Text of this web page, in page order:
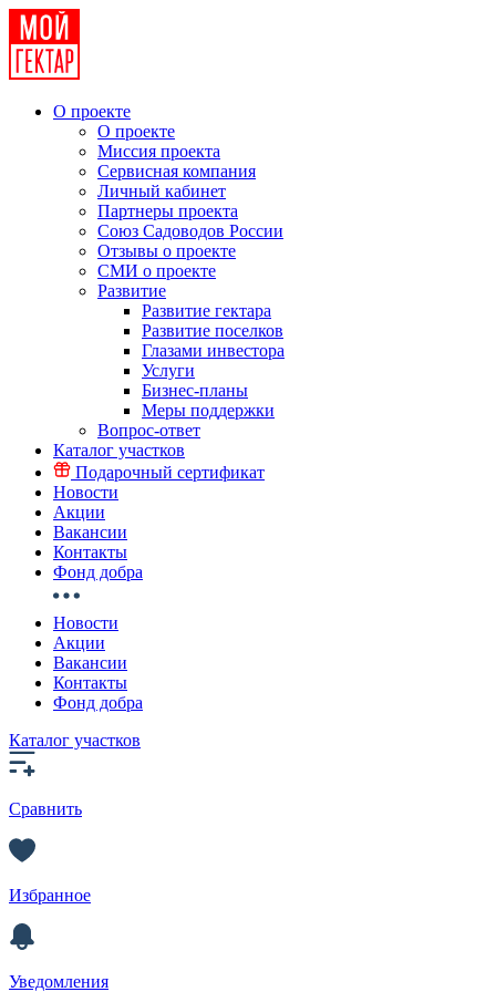
О проекте
О проекте
Миссия проекта
Сервисная компания
Личный кабинет
Партнеры проекта
Союз Садоводов России
Отзывы о проекте
СМИ о проекте
Развитие
Развитие гектара
Развитие поселков
Глазами инвестора
Услуги
Бизнес-планы
Меры поддержки
Вопрос-ответ
Каталог участков
Подарочный сертификат
Новости
Акции
Вакансии
Контакты
Фонд добра
Новости
Акции
Вакансии
Контакты
Фонд добра
Каталог участков
Сравнить
Избранное
Уведомления